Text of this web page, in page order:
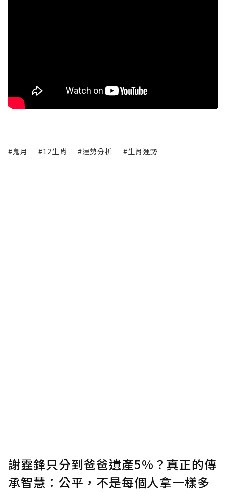
#鬼月 #12生肖 #運勢分析 #生肖運勢
謝霆鋒只分到爸爸遺產5%？真正的傳
承智慧：公平，不是每個人拿一樣多